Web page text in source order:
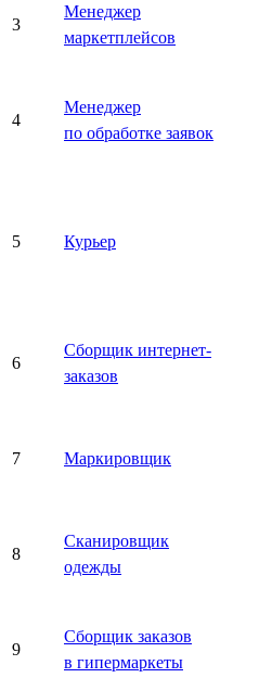
3
Менеджер
маркетплейсов
4
Менеджер
по обработке заявок
5 Курьер
6
Сборщик интернет-
заказов
7 Маркировщик
8
Сканировщик
одежды
9
Сборщик заказов
в гипермаркеты